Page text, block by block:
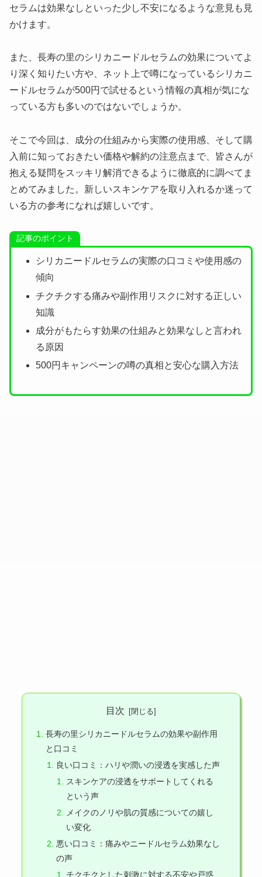
セラムは効果なしといった少し不安になるような意見も見
かけます。
また、長寿の里のシリカニードルセラムの効果についてよ
り深く知りたい方や、ネット上で噂になっているシリカニ
ードルセラムが500円で試せるという情報の真相が気にな
っている方も多いのではないでしょうか。
そこで今回は、成分の仕組みから実際の使用感、そして購
入前に知っておきたい価格や解約の注意点まで、皆さんが
抱える疑問をスッキリ解消できるように徹底的に調べてま
とめてみました。新しいスキンケアを取り入れるか迷って
いる方の参考になれば嬉しいです。
記事のポイント
シリカニードルセラムの実際の口コミや使用感の
傾向
チクチクする痛みや副作用リスクに対する正しい
知識
成分がもたらす効果の仕組みと効果なしと言われ
る原因
500円キャンペーンの噂の真相と安心な購入方法
目次
長寿の里シリカニードルセラムの効果や副作用
と口コミ
良い口コミ：ハリや潤いの浸透を実感した声
スキンケアの浸透をサポートしてくれる
という声
メイクのノリや肌の質感についての嬉し
い変化
悪い口コミ：痛みやニードルセラム効果なし
の声
チクチクとした刺激に対する不安や戸惑